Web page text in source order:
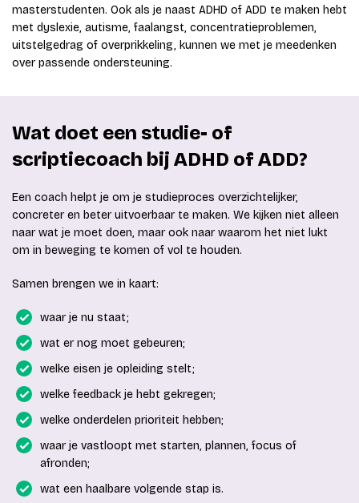
masterstudenten. Ook als je naast ADHD of ADD te maken hebt
met dyslexie, autisme, faalangst, concentratieproblemen,
uitstelgedrag of overprikkeling, kunnen we met je meedenken
over passende ondersteuning.
Wat doet een studie- of
scriptiecoach bij ADHD of ADD?
Een coach helpt je om je studieproces overzichtelijker,
concreter en beter uitvoerbaar te maken. We kijken niet alleen
naar wat je moet doen, maar ook naar waarom het niet lukt
om in beweging te komen of vol te houden.
Samen brengen we in kaart:
waar je nu staat;
wat er nog moet gebeuren;
welke eisen je opleiding stelt;
welke feedback je hebt gekregen;
welke onderdelen prioriteit hebben;
waar je vastloopt met starten, plannen, focus of
afronden;
wat een haalbare volgende stap is.